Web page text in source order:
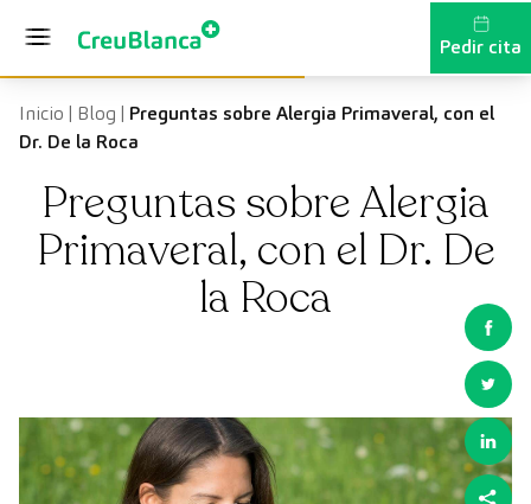
Pedir cita
Inicio | Blog | Preguntas sobre Alergia Primaveral, con el
Dr. De la Roca
Preguntas sobre Alergia
Primaveral, con el Dr. De
la Roca